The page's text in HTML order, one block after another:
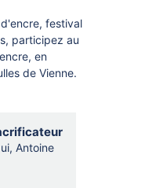
festival
participez au
en
de Vienne.
Antoine